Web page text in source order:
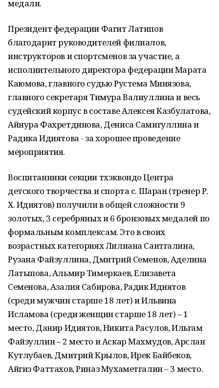
медали.
Президент федерации Фагит Латипов
благодарит руководителей филиалов,
инструкторов и спортсменов за участие, а
исполнительного директора федерации Марата
Каюмова, главного судью Рустема Минязова,
главного секретаря Тимура Валиуллина и весь
судейский корпус в составе Алексея Казбулатова,
Айнура Фахретдинова, Дениса Самигуллина и
Радика Идиятова - за хорошее проведение
мероприятия.
Воспитанники секции тхэквондо Центра
детского творчества и спорта с. Шаран (тренер Р.
Х. Идиятов) получили в общей сложности 9
золотых, 3 серебряных и 6 бронзовых медалей по
формальным комплексам. Это в своих
возрастных категориях Лилиана Саитгалина,
Рузана Файзуллина, Дмитрий Семенов, Аделина
Латыпова, Альмир Тимеркаев, Елизавета
Семенова, Азалия Сабирова, Радик Идиятов
(среди мужчин старше 18 лет) и Ильвина
Исламова (среди женщин старше 18 лет) – 1
место, Данир Идиятов, Никита Расулов, Ильгам
Файзуллин – 2 место и Аскар Махмудов, Арслан
Кутлубаев, Дмитрий Крылов, Ирек Байбеков,
Айгиз Фаттахов, Риназ Мухаметгалин – 3 место.